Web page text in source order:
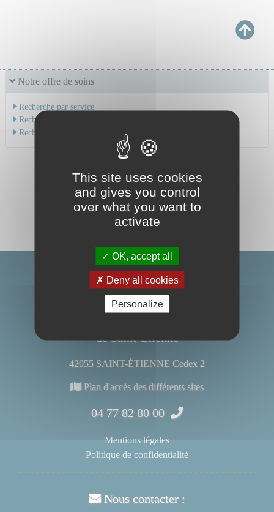
Notre offre de soins
Recherche par service
Recherche par spécialité
Recherche par médecin
de Saint-Étienne
42055 SAINT-ÉTIENNE Cedex 2
Plan d'accès des différents sites
04 77 82 80 00
Mentions légales
Politique de confidentialité
Nous contacter :
This site uses cookies
and gives you control
over what you want to
activate
OK, accept all
Deny all cookies
Personalize